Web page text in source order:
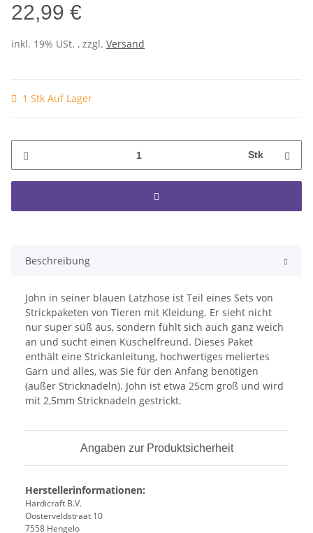
22,99 €
inkl. 19% USt. , zzgl. Versand
1 Stk Auf Lager
Stk
Beschreibung
John in seiner blauen Latzhose ist Teil eines Sets von
Strickpaketen von Tieren mit Kleidung. Er sieht nicht
nur super süß aus, sondern fühlt sich auch ganz weich
an und sucht einen Kuschelfreund. Dieses Paket
enthält eine Strickanleitung, hochwertiges meliertes
Garn und alles, was Sie für den Anfang benötigen
(außer Stricknadeln). John ist etwa 25cm groß und wird
mit 2,5mm Stricknadeln gestrickt.
Angaben zur Produktsicherheit
Herstellerinformationen:
Hardicraft B.V.
Oosterveldstraat 10
7558 Hengelo